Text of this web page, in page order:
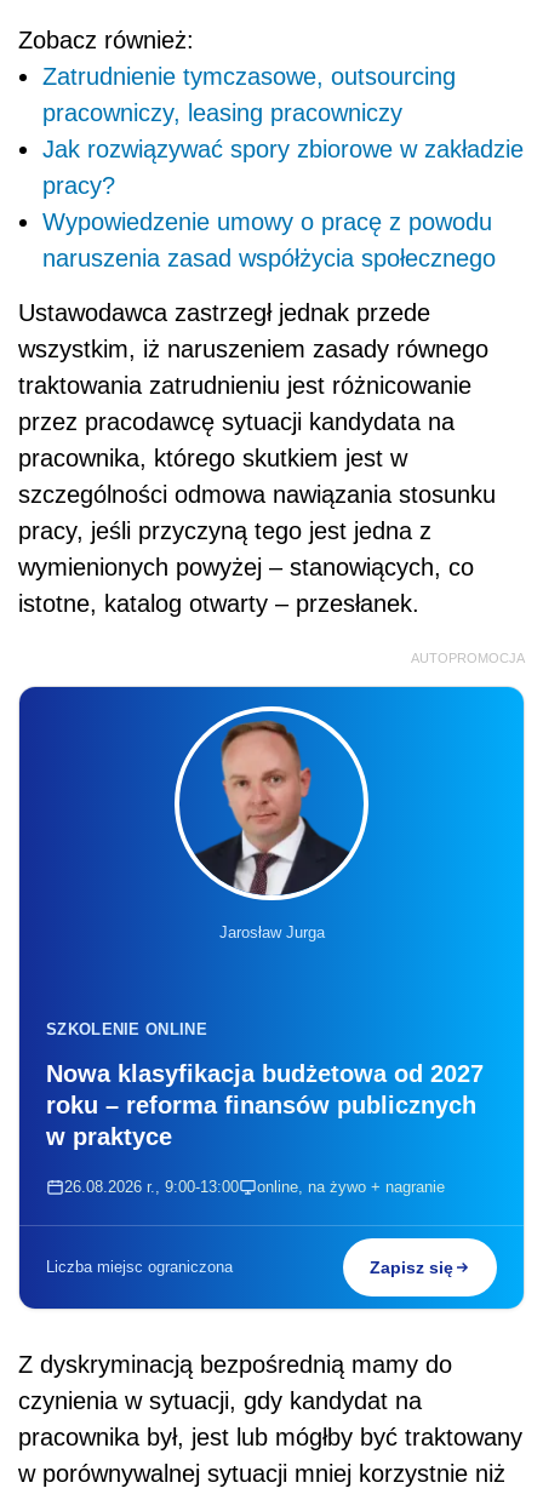
Zobacz również:
Zatrudnienie tymczasowe, outsourcing
pracowniczy, leasing pracowniczy
Jak rozwiązywać spory zbiorowe w zakładzie
pracy?
Wypowiedzenie umowy o pracę z powodu
naruszenia zasad współżycia społecznego
Ustawodawca zastrzegł jednak przede
wszystkim, iż naruszeniem zasady równego
traktowania zatrudnieniu jest różnicowanie
przez pracodawcę sytuacji kandydata na
pracownika, którego skutkiem jest w
szczególności odmowa nawiązania stosunku
pracy, jeśli przyczyną tego jest jedna z
wymienionych powyżej – stanowiących, co
istotne, katalog otwarty – przesłanek.
AUTOPROMOCJA
Jarosław Jurga
SZKOLENIE ONLINE
Nowa klasyfikacja budżetowa od 2027
roku – reforma finansów publicznych
w praktyce
26.08.2026 r., 9:00-13:00 online, na żywo + nagranie
Liczba miejsc ograniczona Zapisz się
Z dyskryminacją bezpośrednią mamy do
czynienia w sytuacji, gdy kandydat na
pracownika był, jest lub mógłby być traktowany
w porównywalnej sytuacji mniej korzystnie niż